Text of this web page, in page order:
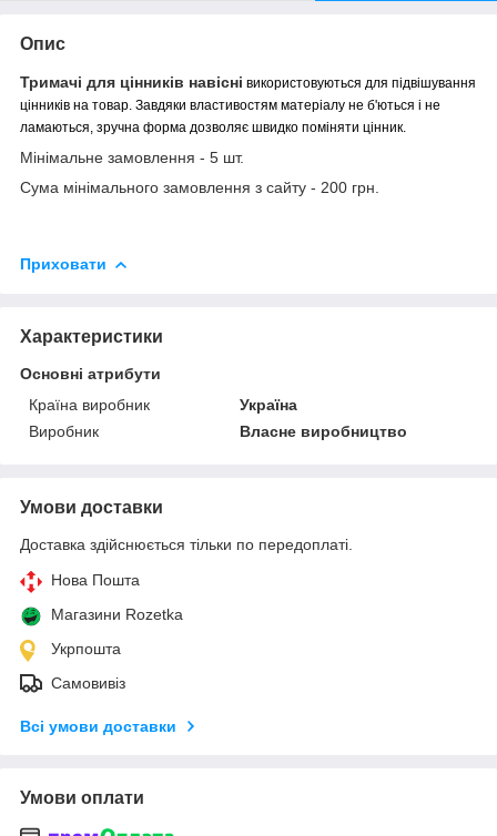
Опис
Тримачі для цінників навісні використовуються для підвішування
цінників на товар. Завдяки властивостям матеріалу не б'ються і не
ламаються, зручна форма дозволяє швидко поміняти цінник.
Мінімальне замовлення - 5 шт.
Сума мінімального замовлення з сайту - 200 грн.
Приховати
Характеристики
Основні атрибути
Країна виробник
Україна
Виробник
Власне виробництво
Умови доставки
Доставка здійснюється тільки по передоплаті.
Нова Пошта
Магазини Rozetka
Укрпошта
Самовивіз
Всі умови доставки
Умови оплати